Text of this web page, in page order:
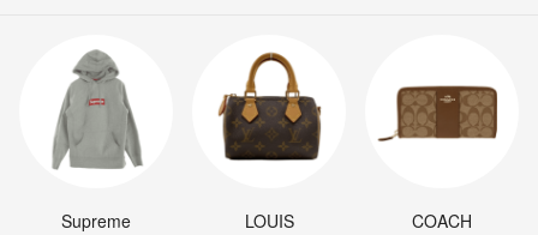
Supreme
LOUIS
COACH